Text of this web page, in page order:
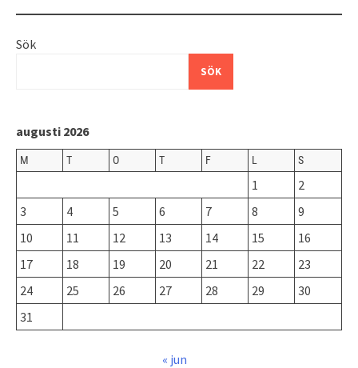
Sök
SÖK
augusti 2026
M T O T F L S
1
2
3
4 5 6 7 8
9
10
11 12 13 14 15
16
17
18 19 20 21 22
23
24
25 26 27 28 29
30
31
« jun